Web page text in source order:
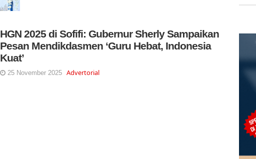
HGN 2025 di Sofifi: Gubernur Sherly Sampaikan
Pesan Mendikdasmen ‘Guru Hebat, Indonesia
Kuat’
25 November 2025 Advertorial